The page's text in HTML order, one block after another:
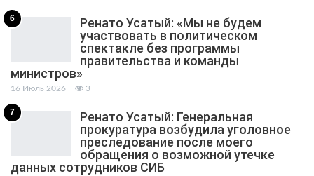
6
Ренато Усатый: «Мы не будем
участвовать в политическом
спектакле без программы
правительства и команды
министров»
16 Июль 2026 3
7
Ренато Усатый: Генеральная
прокуратура возбудила уголовное
преследование после моего
обращения о возможной утечке
данных сотрудников СИБ